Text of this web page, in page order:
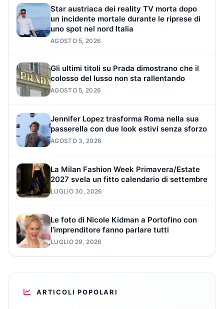
Star austriaca dei reality TV morta dopo
un incidente mortale durante le riprese di
uno spot nel nord Italia
AGOSTO 5, 2026
Gli ultimi titoli su Prada dimostrano che il
colosso del lusso non sta rallentando
AGOSTO 5, 2026
Jennifer Lopez trasforma Roma nella sua
passerella con due look estivi senza sforzo
AGOSTO 3, 2026
La Milan Fashion Week Primavera/Estate
2027 svela un fitto calendario di settembre
LUGLIO 30, 2026
Le foto di Nicole Kidman a Portofino con
l’imprenditore fanno parlare tutti
LUGLIO 29, 2026
ARTICOLI POPOLARI